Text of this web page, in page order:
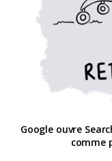
Google ouvre
comme